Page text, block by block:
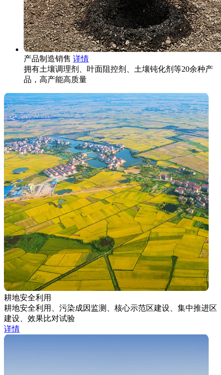
产品制造销售 详情
拥有土壤调理剂、叶面阻控剂、土壤钝化剂等20余种产
品，高产能高质量
耕地安全利用
耕地安全利用、污染成因监测、核心示范区建设、集中推进区
建设、效果比对试验
详情